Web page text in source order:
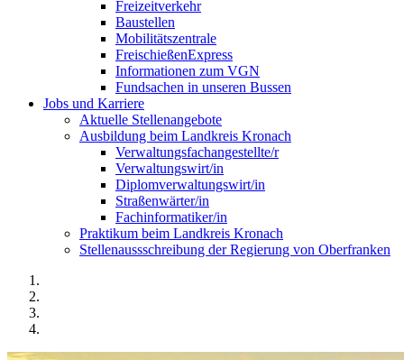
Freizeitverkehr
Baustellen
Mobilitätszentrale
FreischießenExpress
Informationen zum VGN
Fundsachen in unseren Bussen
Jobs und Karriere
Aktuelle Stellenangebote
Ausbildung beim Landkreis Kronach
Verwaltungsfachangestellte/r
Verwaltungswirt/in
Diplomverwaltungswirt/in
Straßenwärter/in
Fachinformatiker/in
Praktikum beim Landkreis Kronach
Stellenaussschreibung der Regierung von Oberfranken